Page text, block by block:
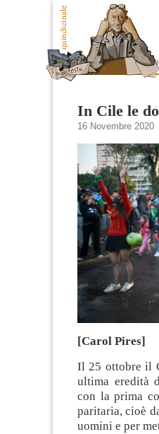
In Cile le
16 Novembre 2020
[Carol Pires]
Il 25 ottobre il
ultima eredità
con la prima
paritaria, cioè
uomini e per